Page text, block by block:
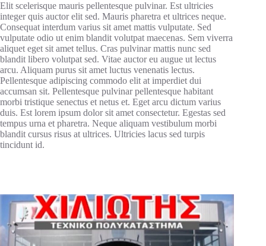
Elit scelerisque mauris pellentesque pulvinar. Est ultricies
integer quis auctor elit sed. Mauris pharetra et ultrices neque.
Consequat interdum varius sit amet mattis vulputate. Sed
vulputate odio ut enim blandit volutpat maecenas. Sem viverra
aliquet eget sit amet tellus. Cras pulvinar mattis nunc sed
blandit libero volutpat sed. Vitae auctor eu augue ut lectus
arcu. Aliquam purus sit amet luctus venenatis lectus.
Pellentesque adipiscing commodo elit at imperdiet dui
accumsan sit. Pellentesque pulvinar pellentesque habitant
morbi tristique senectus et netus et. Eget arcu dictum varius
duis. Est lorem ipsum dolor sit amet consectetur. Egestas sed
tempus urna et pharetra. Neque aliquam vestibulum morbi
blandit cursus risus at ultrices. Ultricies lacus sed turpis
tincidunt id.